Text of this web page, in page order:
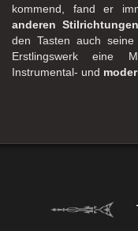
kommend, fand er
anderen Stilrichtungen
den Tasten auch seine
Erstlingswerk eine
Instrumental- und